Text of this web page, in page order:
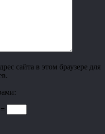
сайта в этом браузере для